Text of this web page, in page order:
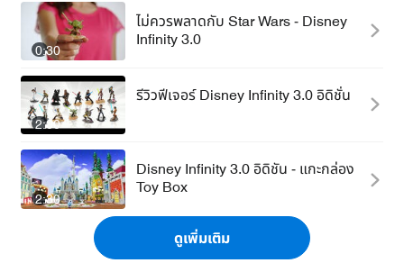
0:30
ไม่ควรพลาดกับ Star Wars - Disney
Infinity 3.0
2:00
รีวิวฟีเจอร์ Disney Infinity 3.0 อิดิชั่น
2:30
Disney Infinity 3.0 อิดิชัน - แกะกล่อง
Toy Box
ดูเพิ่มเติม